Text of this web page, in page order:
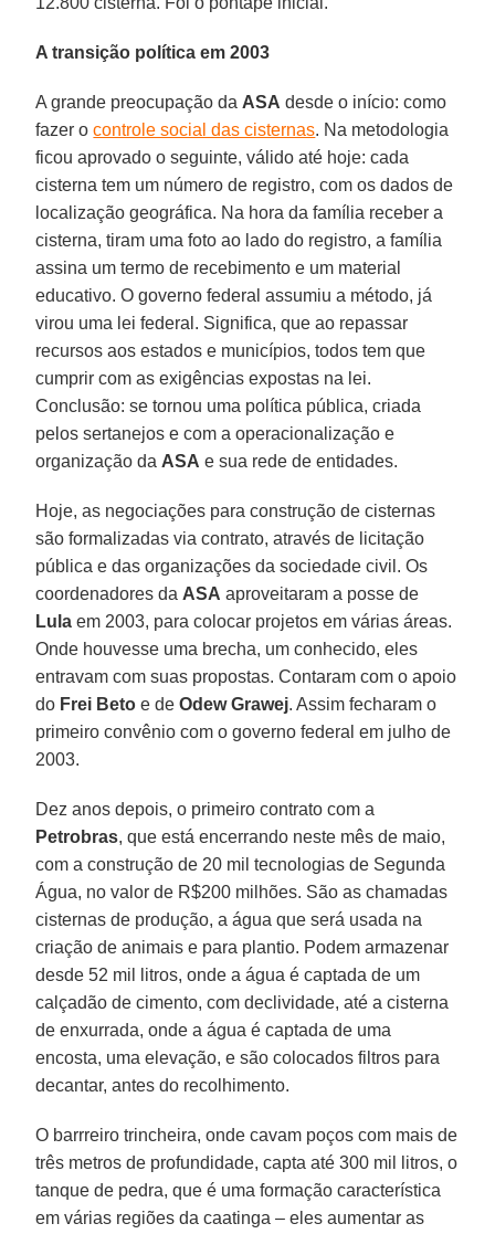
A transição política em 2003
A grande preocupação da ASA desde o início: como
fazer ocontrole social das cisternas. Na metodologia
ficou aprovado o seguinte, válido até hoje: cada
cisterna tem um número de registro, com os dados de
localização geográfica. Na hora da família receber a
cisterna, tiram uma foto ao lado do registro, a família
assina um termo de recebimento e um material
educativo. O governo federal assumiu a método, já
virou uma lei federal. Significa, que ao repassar
recursos aos estados e municípios, todos tem que
cumprir com as exigências expostas na lei.
Conclusão: se tornou uma política pública, criada
pelos sertanejos e com a operacionalização e
organização da ASA e sua rede de entidades.
Hoje, as negociações para construção de cisternas
são formalizadas via contrato, através de licitação
pública e das organizações da sociedade civil. Os
coordenadores da ASA aproveitaram a posse de
Lula em 2003, para colocar projetos em várias áreas.
Onde houvesse uma brecha, um conhecido, eles
entravam com suas propostas. Contaram com o apoio
do Frei Beto e deOdew Grawej. Assim fecharam o
primeiro convênio com o governo federal em julho de
2003.
Dez anos depois, o primeiro contrato com a
Petrobras, que está encerrando neste mês de maio,
com a construção de 20 mil tecnologias de Segunda
Água, no valor de R$200 milhões. São as chamadas
cisternas de produção, a água que será usada na
criação de animais e para plantio. Podem armazenar
desde 52 mil litros, onde a água é captada de um
calçadão de cimento, com declividade, até a cisterna
de enxurrada, onde a água é captada de uma
encosta, uma elevação, e são colocados filtros para
decantar, antes do recolhimento.
O barrreiro trincheira, onde cavam poços com mais de
três metros de profundidade, capta até 300 mil litros, o
tanque de pedra, que é uma formação característica
em várias regiões da caatinga – eles aumentar as